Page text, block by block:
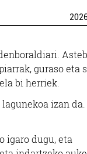
guraso eta
bi herriek.
izan da.
igaro dugu, eta